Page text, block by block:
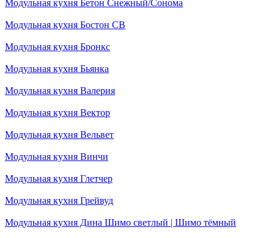
Модульная кухня Бетон Снежный/Сонома
Модульная кухня Бостон СВ
Модульная кухня Бронкс
Модульная кухня Бьянка
Модульная кухня Валерия
Модульная кухня Вектор
Модульная кухня Вельвет
Модульная кухня Винчи
Модульная кухня Глетчер
Модульная кухня Грейвуд
Модульная кухня Дина Шимо светлый | Шимо тёмный